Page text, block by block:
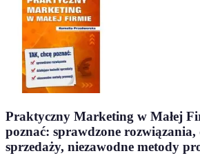
Praktyczny Marketing w Małej
poznać: sprawdzone rozwiązania,
sprzedaży, niezawodne metody